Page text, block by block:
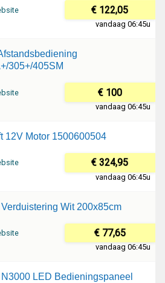
€ 122,05
vandaag 06:45u
305+/405SM
€ 100
vandaag 06:45u
12V Motor 1500600504
€ 324,95
vandaag 06:45u
Wit 200x85cm
€ 77,65
vandaag 06:45u
LED Bedieningspaneel